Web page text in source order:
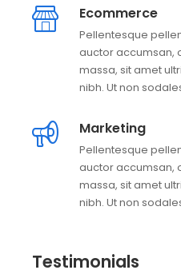
Ecommerce
Pellentesque
auctor accumsan,
massa, sit amet
nibh. Ut non
Marketing
Pellentesque
auctor accumsan,
massa, sit amet
nibh. Ut non
Testimonials